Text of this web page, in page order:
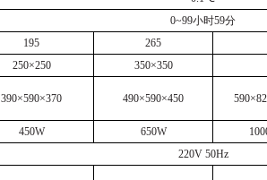
0~99小时59分
195 265
250×250 350×350
390×590×370 490×590×450 590×
450W 650W
220V 50Hz